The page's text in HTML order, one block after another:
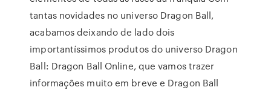
tantas novidades no universo Dragon Ball,
acabamos deixando de lado dois
importantíssimos produtos do universo Dragon
Ball: Dragon Ball Online, que vamos trazer
informações muito em breve e Dragon Ball